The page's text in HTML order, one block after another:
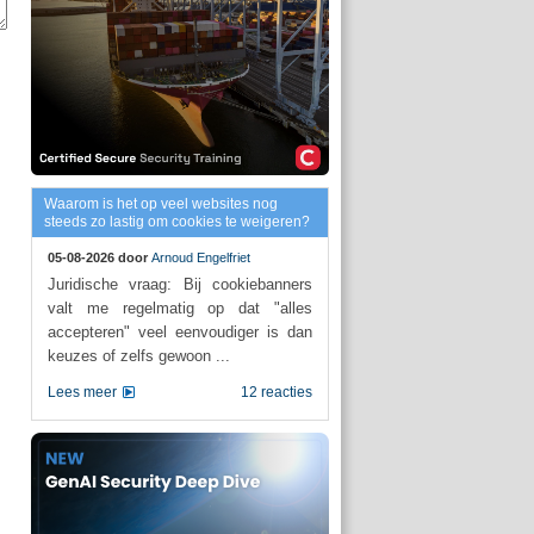
Waarom is het op veel websites nog
steeds zo lastig om cookies te weigeren?
05-08-2026 door Arnoud Engelfriet
Juridische vraag: Bij cookiebanners
valt me regelmatig op dat "alles
accepteren" veel eenvoudiger is dan
keuzes of zelfs gewoon ...
12 reacties
Lees meer